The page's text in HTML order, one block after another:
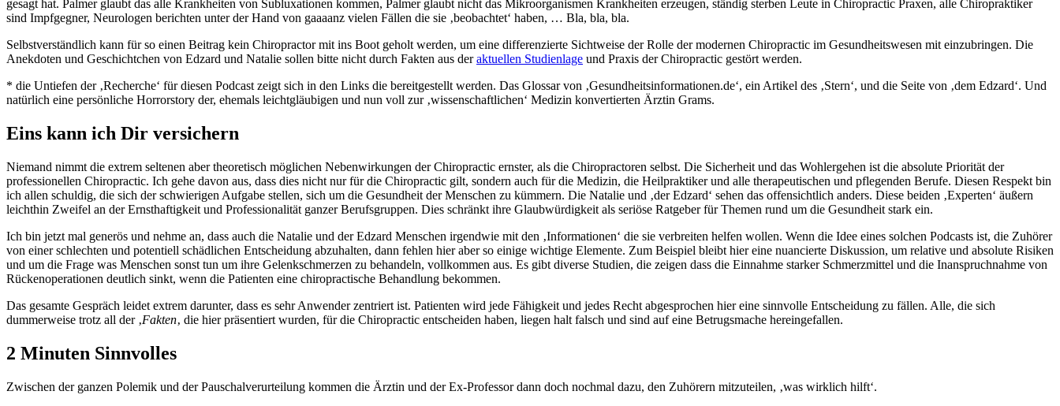
gesagt hat. Palmer glaubt das alle Krankheiten von Subluxationen kommen, Palmer glaubt nicht das Mikroorganismen Krankheiten erzeugen, ständig sterben Leute in Chiropractic Praxen, alle Chiropraktiker
sind Impfgegner, Neurologen berichten unter der Hand von gaaaanz vielen Fällen die sie ‚beobachtet‘ haben, … Bla, bla, bla.
Selbstverständlich kann für so einen Beitrag kein Chiropractor mit ins Boot geholt werden, um eine differenzierte Sichtweise der Rolle der modernen Chiropractic im Gesundheitswesen mit einzubringen. Die
Anekdoten und Geschichtchen von Edzard und Natalie sollen bitte nicht durch Fakten aus deraktuellen Studienlage und Praxis der Chiropractic gestört werden.
* die Untiefen der ‚Recherche‘ für diesen Podcast zeigt sich in den Links die bereitgestellt werden. Das Glossar von ‚Gesundheitsinformationen.de‘, ein Artikel des ‚Stern‘, und die Seite von ‚dem Edzard‘. Und
natürlich eine persönliche Horrorstory der, ehemals leichtgläubigen und nun voll zur ‚wissenschaftlichen‘ Medizin konvertierten Ärztin Grams.
Eins kann ich Dir versichern
Niemand nimmt die extrem seltenen aber theoretisch möglichen Nebenwirkungen der Chiropractic ernster, als die Chiropractoren selbst. Die Sicherheit und das Wohlergehen ist die absolute Priorität der
professionellen Chiropractic. Ich gehe davon aus, dass dies nicht nur für die Chiropractic gilt, sondern auch für die Medizin, die Heilpraktiker und alle therapeutischen und pflegenden Berufe. Diesen Respekt bin
ich allen schuldig, die sich der schwierigen Aufgabe stellen, sich um die Gesundheit der Menschen zu kümmern. Die Natalie und ‚der Edzard‘ sehen das offensichtlich anders. Diese beiden ‚Experten‘ äußern
leichthin Zweifel an der Ernsthaftigkeit und Professionalität ganzer Berufsgruppen. Dies schränkt ihre Glaubwürdigkeit als seriöse Ratgeber für Themen rund um die Gesundheit stark ein.
Ich bin jetzt mal generös und nehme an, dass auch die Natalie und der Edzard Menschen irgendwie mit den ‚Informationen‘ die sie verbreiten helfen wollen. Wenn die Idee eines solchen Podcasts ist, die Zuhörer
von einer schlechten und potentiell schädlichen Entscheidung abzuhalten, dann fehlen hier aber so einige wichtige Elemente. Zum Beispiel bleibt hier eine nuancierte Diskussion, um relative und absolute Risiken
und um die Frage was Menschen sonst tun um ihre Gelenkschmerzen zu behandeln, vollkommen aus. Es gibt diverse Studien, die zeigen dass die Einnahme starker Schmerzmittel und die Inanspruchnahme von
Rückenoperationen deutlich sinkt, wenn die Patienten eine chiropractische Behandlung bekommen.
Das gesamte Gespräch leidet extrem darunter, dass es sehr Anwender zentriert ist. Patienten wird jede Fähigkeit und jedes Recht abgesprochen hier eine sinnvolle Entscheidung zu fällen. Alle, die sich
dummerweise trotz all der ‚Fakten‚ die hier präsentiert wurden, für die Chiropractic entscheiden haben, liegen halt falsch und sind auf eine Betrugsmache hereingefallen.
2 Minuten Sinnvolles
Zwischen der ganzen Polemik und der Pauschalverurteilung kommen die Ärztin und der Ex-Professor dann doch nochmal dazu, den Zuhörern mitzuteilen, ‚was wirklich hilft‘.